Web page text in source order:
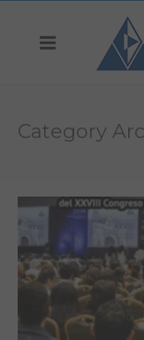
Category